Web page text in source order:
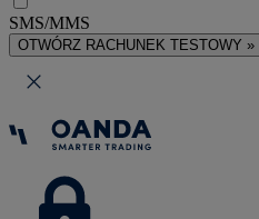
SMS/MMS
OTWÓRZ RACHUNEK TESTOWY »